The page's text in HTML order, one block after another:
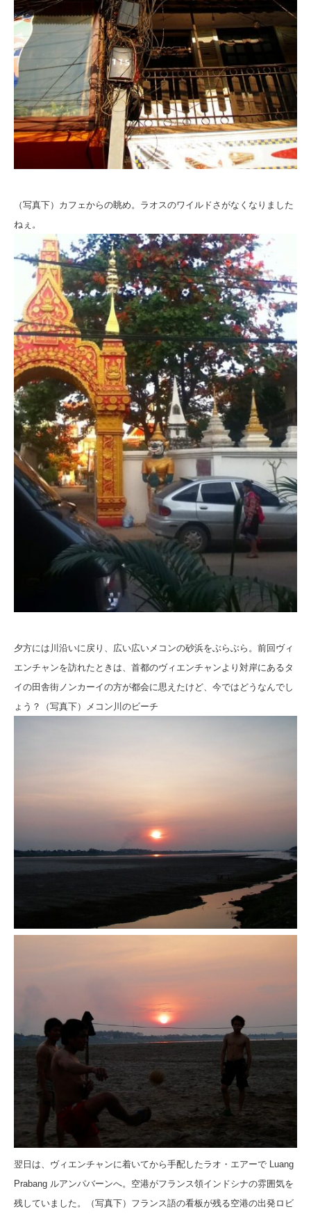
（写真下）カフェからの眺め。ラオスのワイルドさがなくなりました
ねぇ。
夕方には川沿いに戻り、広い広いメコンの砂浜をぶらぶら。 前回ヴィ
エンチャンを訪れたときは、首都のヴィエンチャンより対岸にあるタ
イの田舎街ノンカーイの方が都会に思えたけど、今ではどうなんでし
ょう？（写真下）メコン川のビーチ
翌日は、ヴィエンチャンに着いてから手配したラオ・エアーで Luang
Prabang ルアンパバーンへ。 空港がフランス領インドシナの雰囲気を
残していました。
（写真下）フランス語の看板が残る空港の出発ロビ